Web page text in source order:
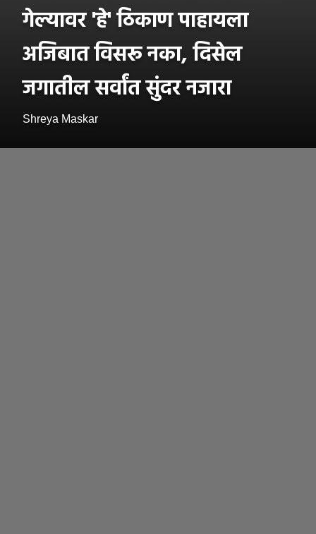
गेल्यावर 'हे' ठिकाण पाहायला
अजिबात विसरू नका, दिसेल
जगातील सर्वांत सुंदर नजारा
Shreya Maskar